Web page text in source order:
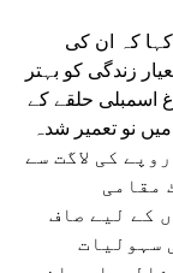
کہا کہ ان کی
زندگی کو بہتر
اسمبلی حلقے کے
نو تعمیر شدہ
کا افتتاح کیا۔ تقریباً 21 لاکھ روپے کی لاگت سے
مقامی
کے لیے صاف
سہولیات